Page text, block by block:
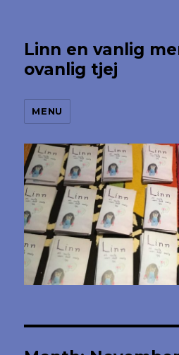
Linn en vanlig
ovanlig tjej
MENU